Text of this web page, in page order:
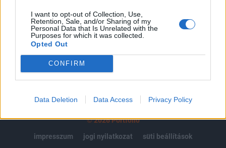
I want to opt-out of Collection, Use,
Retention, Sale, and/or Sharing of my
Personal Data that Is Unrelated with the
Purposes for which it was collected.
Opted Out
CONFIRM
Data Deletion Data Access Privacy Policy
MÁR ELŐFIZETŐNK VAGY? BEJELENTKEZÉS
© 2026 Portfolio
impresszum
jogi nyilatkozat süti beállítások